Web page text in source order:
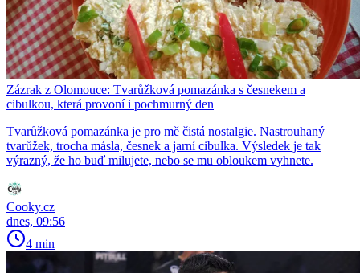
Zázrak z Olomouce: Tvarůžková pomazánka s česnekem a
cibulkou, která provoní i pochmurný den
Tvarůžková pomazánka je pro mě čistá nostalgie. Nastrouhaný
tvarůžek, trocha másla, česnek a jarní cibulka. Výsledek je tak
výrazný, že ho buď milujete, nebo se mu obloukem vyhnete.
Cooky.cz
dnes, 09:56
4 min